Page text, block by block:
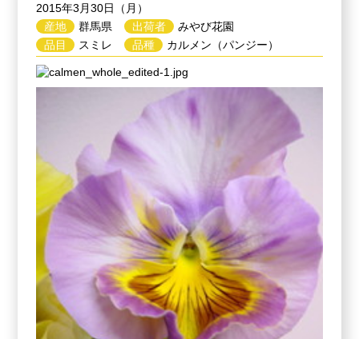
2015年3月30日（月）
産地
群馬県
品目
スミレ
出荷者
みやび花園
品種
カルメン（パンジー）